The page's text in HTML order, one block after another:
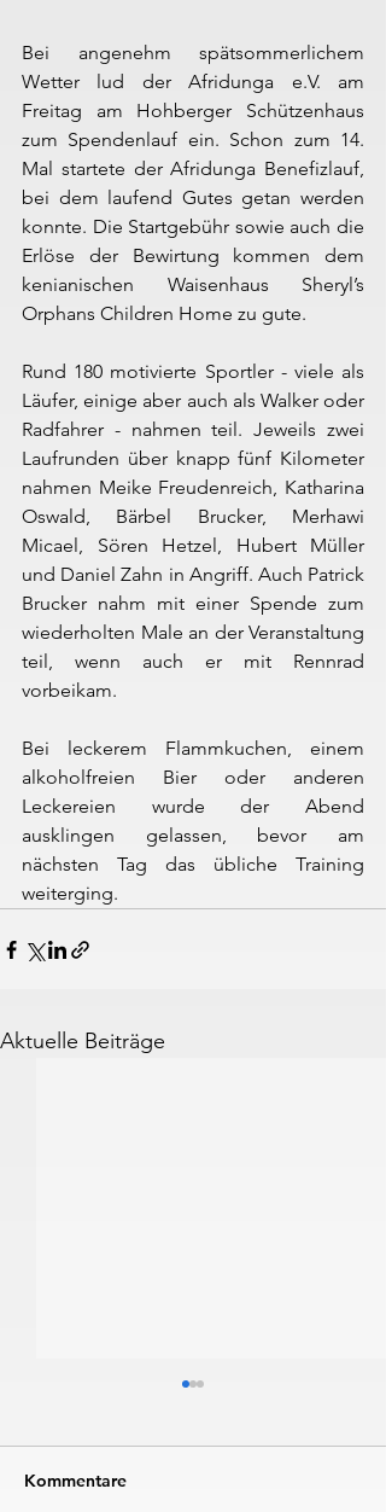
Bei angenehm spätsommerlichem
Wetter lud der Afridunga e.V. am
Freitag am Hohberger Schützenhaus
zum Spendenlauf ein. Schon zum 14.
Mal startete der Afridunga Benefizlauf,
bei dem laufend Gutes getan werden
konnte. Die Startgebühr sowie auch die
Erlöse der Bewirtung kommen dem
kenianischen Waisenhaus Sheryl’s
Orphans Children Home zu gute.
Rund 180 motivierte Sportler - viele als
Läufer, einige aber auch als Walker oder
Radfahrer - nahmen teil. Jeweils zwei
Laufrunden über knapp fünf Kilometer
nahmen Meike Freudenreich, Katharina
Oswald, Bärbel Brucker, Merhawi
Micael, Sören Hetzel, Hubert Müller
und Daniel Zahn in Angriff. Auch Patrick
Brucker nahm mit einer Spende zum
wiederholten Male an der Veranstaltung
teil, wenn auch er mit Rennrad
vorbeikam.
Bei leckerem Flammkuchen, einem
alkoholfreien Bier oder anderen
Leckereien wurde der Abend
ausklingen gelassen, bevor am
nächsten Tag das übliche Training
weiterging.
Aktuelle Beiträge
Kommentare